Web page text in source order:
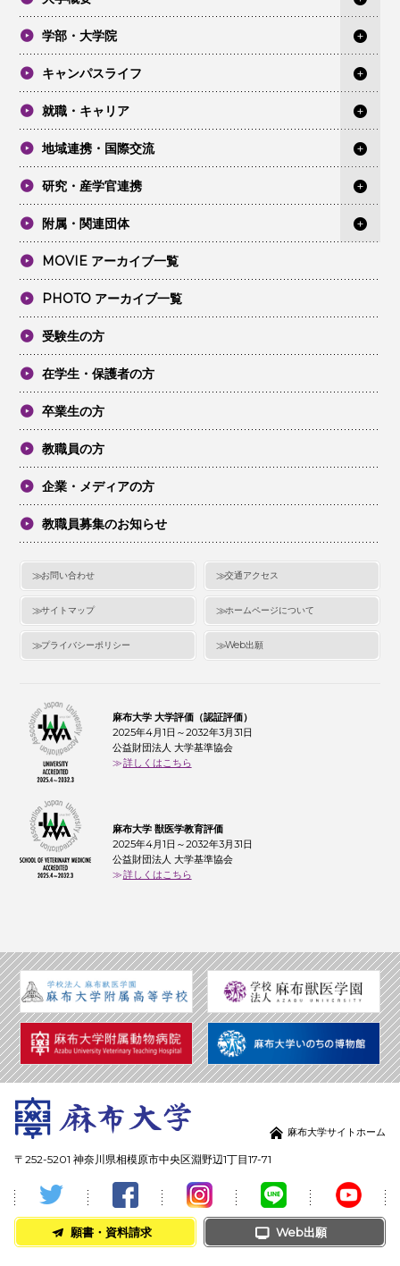
学部・大学院
キャンパスライフ
就職・キャリア
地域連携・国際交流
研究・産学官連携
附属・関連団体
MOVIE アーカイブ一覧
PHOTO アーカイブ一覧
受験生の方
在学生・保護者の方
卒業生の方
教職員の方
企業・メディアの方
教職員募集のお知らせ
お問い合わせ 交通アクセス
サイトマップ ホームページについて
プライバシーポリシー Web出願
麻布大学 大学評価（認証評価）
2025年4月1日～2032年3月31日
公益財団法人 大学基準協会
詳しくはこちら
麻布大学 獣医学教育評価
2025年4月1日～2032年3月31日
公益財団法人 大学基準協会
詳しくはこちら
麻布大学サイトホーム
〒252-5201 神奈川県相模原市中央区淵野辺1丁目17-71
願書・資料請求 Web出願